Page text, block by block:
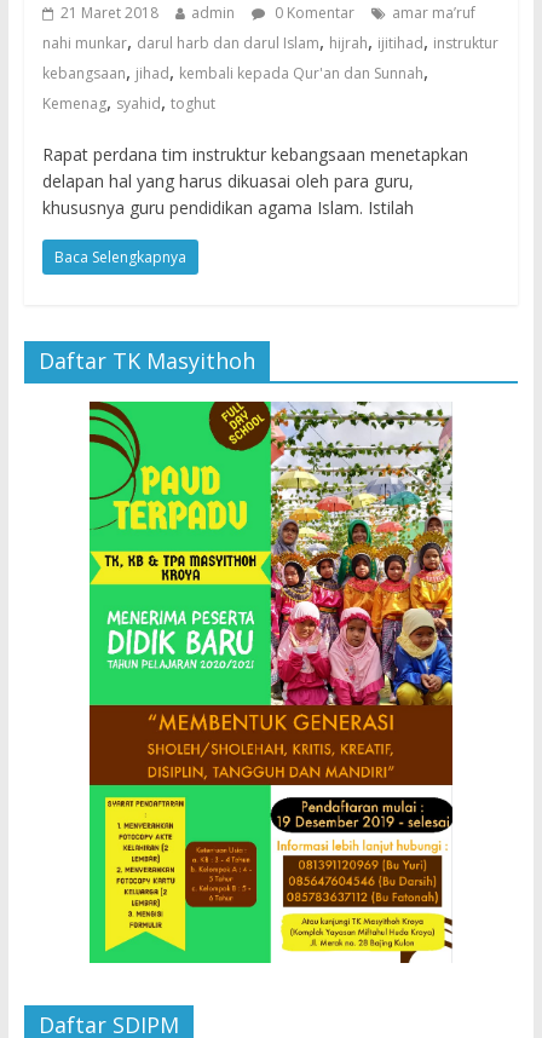
21 Maret 2018 admin 0 Komentar
amar ma’ruf
nahi munkar, darul harb dan darul Islam, hijrah, ijitihad, instruktur
kebangsaan, jihad, kembali kepada Qur'an dan Sunnah,
Kemenag, syahid, toghut
Rapat perdana tim instruktur kebangsaan menetapkan
delapan hal yang harus dikuasai oleh para guru,
khususnya guru pendidikan agama Islam. Istilah
Baca Selengkapnya
Daftar TK Masyithoh
Daftar SDIPM